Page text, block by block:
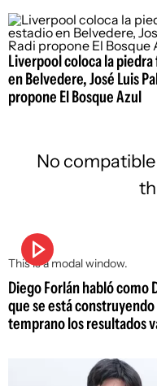
Liverpool coloca la
en Belvedere, José Luis
propone El Bosque Azul
This is a modal window.
No
Diego Forlán habló como
que se está
temprano los resultados